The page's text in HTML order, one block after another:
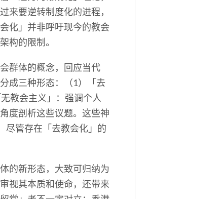
来要逆转制度化的进程，
化」并非呼吁现今的教会
构的限制。
群体的概念，回应当代
成三种形态：（1）「去
教会主义」：强调个人
度剖析这些议题。这些神
尽管存在「去教会化」的
的新形态，大致可归纳为
视其本质和使命，还带来